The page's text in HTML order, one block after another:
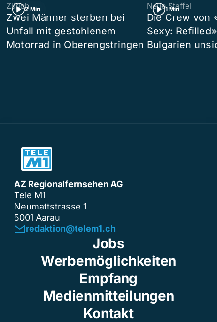
2 Min
Zürich
Zwei Männer sterben bei
Unfall mit gestohlenem
Motorrad in Oberengstringen
1 Min
Neue Staffel
Die Crew von
Sexy:
Bulgarien
AZ Regionalfernsehen AG
Tele M1
Neumattstrasse 1
5001 Aarau
redaktion@telem1.ch
Jobs
Werbemöglichkeiten
Empfang
Medienmitteilungen
Kontakt